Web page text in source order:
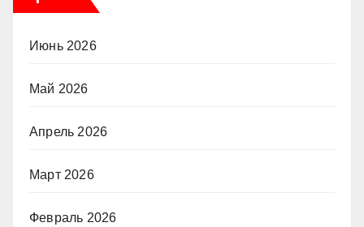
Июнь 2026
Май 2026
Апрель 2026
Март 2026
Февраль 2026